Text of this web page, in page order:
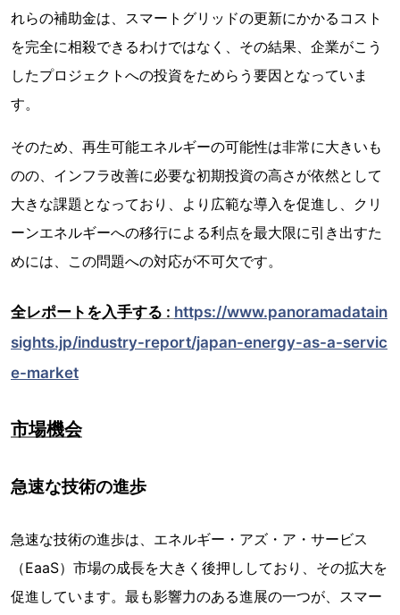
れらの補助金は、スマートグリッドの更新にかかるコスト
を完全に相殺できるわけではなく、その結果、企業がこう
したプロジェクトへの投資をためらう要因となっていま
す。
そのため、再生可能エネルギーの可能性は非常に大きいも
のの、インフラ改善に必要な初期投資の高さが依然として
大きな課題となっており、より広範な導入を促進し、クリ
ーンエネルギーへの移行による利点を最大限に引き出すた
めには、この問題への対応が不可欠です。
全レポートを入手する : https://www.panoramadatain
sights.jp/industry-report/japan-energy-as-a-servic
e-market
市場機会
急速な技術の進歩
急速な技術の進歩は、エネルギー・アズ・ア・サービス
（EaaS）市場の成長を大きく後押ししており、その拡大を
促進しています。最も影響力のある進展の一つが、スマー